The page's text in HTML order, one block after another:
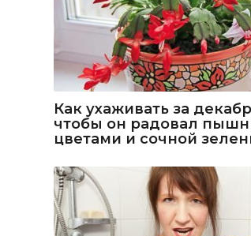
Как ухаживать за
чтобы он радовал
цветами и сочной